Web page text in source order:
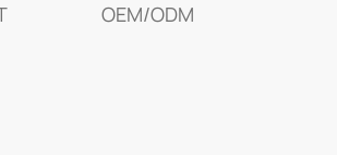
OEM/ODM